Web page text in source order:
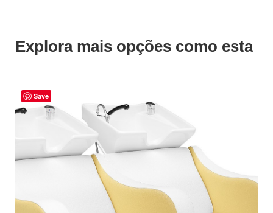
Explora mais opções como esta
Save